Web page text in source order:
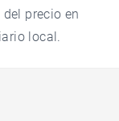
precio en
local.